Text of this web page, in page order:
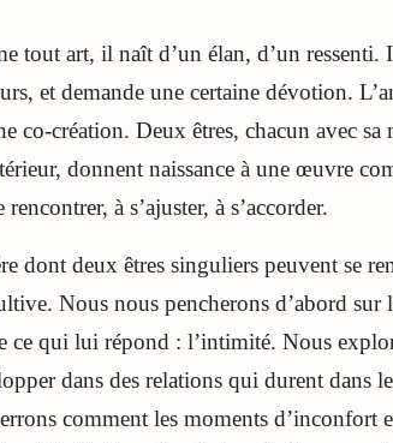
tout art, il naît d’un élan, d’un ressenti.
et demande une certaine dévotion.
co-création. Deux êtres, chacun avec sa
donnent naissance à une œuvre
à s’ajuster, à s’accorder.
dont deux êtres singuliers peuvent se
Nous nous pencherons d’abord sur
ce qui lui répond : l’intimité. Nous
dans des relations qui durent dans
comment les moments d’inconfort